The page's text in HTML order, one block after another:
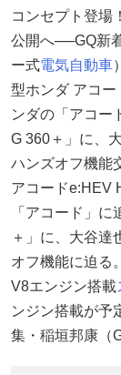
コンセプト登場
公開へ──GQ新
ー式電気自動車
型ホンダ アコ
ンダの「アコー
G 360＋」に、
ハンズオフ機能
アコードe:HEV
「アコード」
＋」に、大谷達
オフ機能に迫る
V8エンジン搭載
ンジン搭載が予
集・稲垣邦康